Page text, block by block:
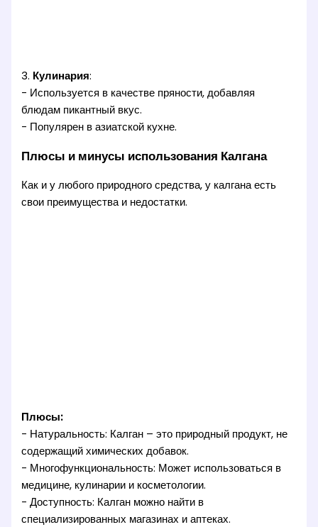
3. Кулинария:
- Используется в качестве пряности, добавляя
блюдам пикантный вкус.
- Популярен в азиатской кухне.
Плюсы и минусы использования Калгана
Как и у любого природного средства, у калгана есть
свои преимущества и недостатки.
Плюсы:
- Натуральность: Калган – это природный продукт, не
содержащий химических добавок.
- Многофункциональность: Может использоваться в
медицине, кулинарии и косметологии.
- Доступность: Калган можно найти в
специализированных магазинах и аптеках.